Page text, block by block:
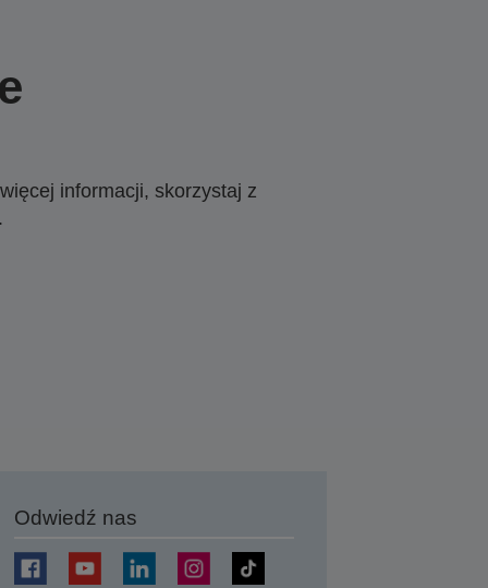
informacji, skorzystaj z
Odwiedź nas